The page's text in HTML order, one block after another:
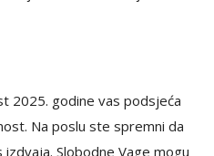
2025. godine vas podsjeća
Na poslu ste spremni da
Slobodne Vage mogu